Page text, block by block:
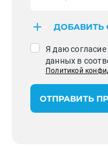
ДОБАВИТЬ
Я даю
данных в
Политикой
ОТПРАВИТЬ